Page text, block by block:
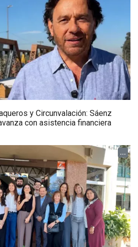
y Circunvalación: Sáenz
con asistencia financiera
...